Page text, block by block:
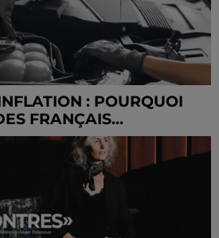
: POURQUOI
FRANÇAIS...